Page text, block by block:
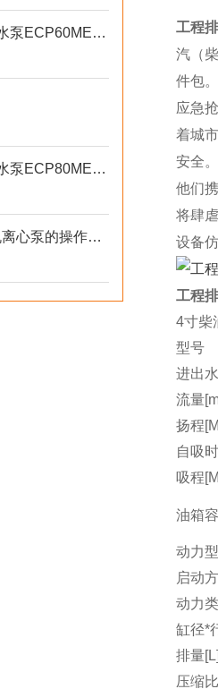
移动式抗洪6寸柴油机水泵ECP60ME产品介绍
移动式8寸防汛柴油机水泵ECP80ME产品介绍
从启动到排空：柴油机离心泵的操作规范与技巧
工程
汽（
件包。
应急
着城
安全
他们
将肆
设备
工程
4寸柴
型号
进出
流量
扬程
自吸
吸程
油箱
动力
启动
动力
缸径*
排量
压缩比